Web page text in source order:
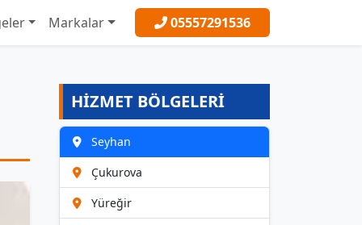
Markalar 05557291536
HİZMET BÖLGELERİ
Seyhan
Çukurova
Yüreğir